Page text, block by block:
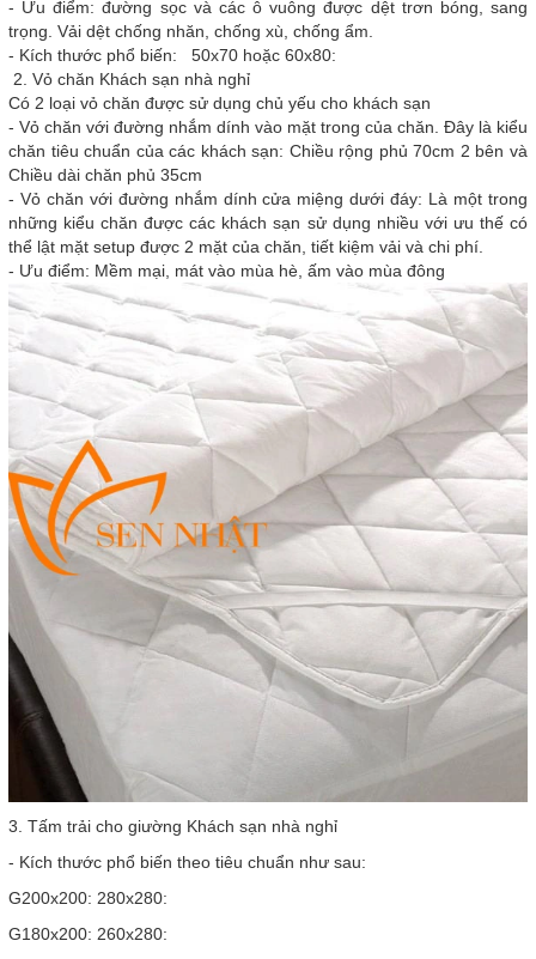
- Ưu điểm: đường sọc và các ô vuông được dệt trơn bóng, sang
trọng. Vải dệt chống nhăn, chống xù, chống ẩm.
- Kích thước phổ biến: 50x70 hoặc 60x80:
2. Vỏ chăn Khách sạn nhà nghỉ
Có 2 loại vỏ chăn được sử dụng chủ yếu cho khách sạn
- Vỏ chăn với đường nhắm dính vào mặt trong của chăn. Đây là kiểu
chăn tiêu chuẩn của các khách sạn: Chiều rộng phủ 70cm 2 bên và
Chiều dài chăn phủ 35cm
- Vỏ chăn với đường nhắm dính cửa miệng dưới đáy: Là một trong
những kiểu chăn được các khách sạn sử dụng nhiều với ưu thế có
thể lật mặt setup được 2 mặt của chăn, tiết kiệm vải và chi phí.
- Ưu điểm: Mềm mại, mát vào mùa hè, ấm vào mùa đông
3. Tấm trải cho giường Khách sạn nhà nghỉ
- Kích thước phổ biến theo tiêu chuẩn như sau:
G200x200: 280x280:
G180x200: 260x280: